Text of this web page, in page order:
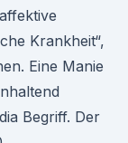
Krankheit“,
Eine Manie
Begriff. Der